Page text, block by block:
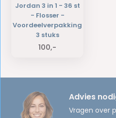
Jordan 3 in 1 - 36 st
- Flosser -
Voordeelverpakking
3 stuks
100,-
Advies
Vragen over